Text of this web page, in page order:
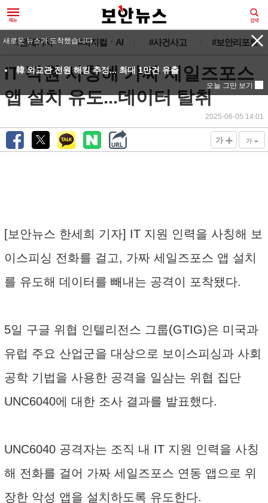
#전체기사 #피지컬ㆍAI #사건사고 #보안리포트
IT 직원 사칭해 가짜 세일즈포스
앱 설치 유도...데이터 탈취
2025-06-05 14:01
가 + 가 -
[보안뉴스 한세희 기자] IT 지원 인력을 사칭해 보
이스피싱 전화를 걸고, 가짜 세일즈포스 앱 설치
를 유도해 데이터를 빼내는 공격이 포착됐다.
5일 구글 위협 인텔리전스 그룹(GTIG)은 미국과
유럽 주요 산업군을 대상으로 보이스피싱과 사회
공학 기법을 사용한 공격을 일삼는 위협 집단
UNC6040에 대한 조사 결과를 발표했다.
UNC6040 공격자는 조직 내 IT 지원 인력을 사칭
해 전화를 걸어 가짜 세일즈포스 연동 앱으로 위
장한 악성 앱을 설치하도록 유도한다.
새로운 뉴스가 도착했습니다.
韓 외교관 전원 해킹 추정... 최대 1만건 유출
오늘 그만 보기